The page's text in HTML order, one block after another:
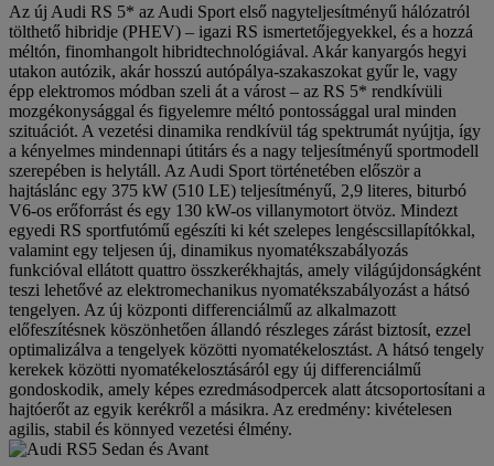
Az új Audi RS 5* az Audi Sport első nagyteljesítményű hálózatról
tölthető hibridje (PHEV) – igazi RS ismertetőjegyekkel, és a hozzá
méltón, finomhangolt hibridtechnológiával. Akár kanyargós hegyi
utakon autózik, akár hosszú autópálya-szakaszokat gyűr le, vagy
épp elektromos módban szeli át a várost – az RS 5* rendkívüli
mozgékonysággal és figyelemre méltó pontossággal ural minden
szituációt. A vezetési dinamika rendkívül tág spektrumát nyújtja, így
a kényelmes mindennapi útitárs és a nagy teljesítményű sportmodell
szerepében is helytáll. Az Audi Sport történetében először a
hajtáslánc egy 375 kW (510 LE) teljesítményű, 2,9 literes, biturbó
V6-os erőforrást és egy 130 kW-os villanymotort ötvöz. Mindezt
egyedi RS sportfutómű egészíti ki két szelepes lengéscsillapítókkal,
valamint egy teljesen új, dinamikus nyomatékszabályozás
funkcióval ellátott quattro összkerékhajtás, amely világújdonságként
teszi lehetővé az elektromechanikus nyomatékszabályozást a hátsó
tengelyen. Az új központi differenciálmű az alkalmazott
előfeszítésnek köszönhetően állandó részleges zárást biztosít, ezzel
optimalizálva a tengelyek közötti nyomatékelosztást. A hátsó tengely
kerekek közötti nyomatékelosztásáról egy új differenciálmű
gondoskodik, amely képes ezredmásodpercek alatt átcsoportosítani a
hajtóerőt az egyik kerékről a másikra. Az eredmény: kivételesen
agilis, stabil és könnyed vezetési élmény.